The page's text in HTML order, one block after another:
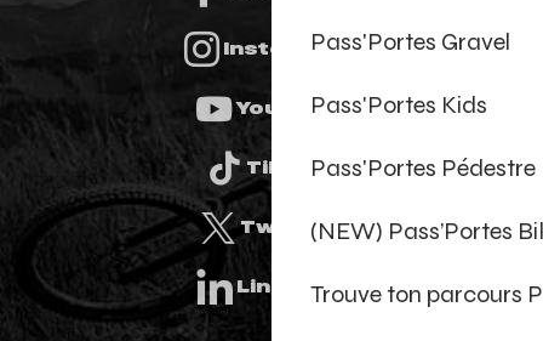
Pass'Portes Gravel
Pass'Portes Kids
Pass'Portes Pédestre
(NEW) Pass’Portes
Trouve ton parcours
Instagram
Youtube
Tiktok
Twitter
Linkedin